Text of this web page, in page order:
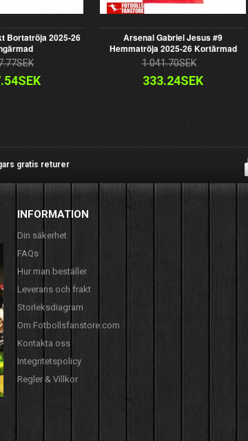
Bortatröja 2025-26
Arsenal Gabriel Jesus #9
Hemmatröja 2025-26 Kortärmad
1 041.70SEK
333.24SEK
gratis returer
INFORMATION
Din säkerhet
FAQs
Hur man beställer
Leverans och frakt
Storleksdiagram
Om Fotbollsfanstore.com
Kontakta oss
Integritetspolicy
Regler & Villkor